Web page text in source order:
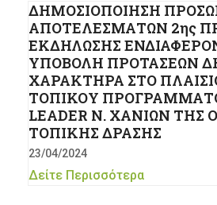
ΔΗΜΟΣΙΟΠΟΙΗΣΗ
ΑΠΟΤΕΛΕΣΜΑΤΩΝ 2ης
ΕΚΔΗΛΩΣΗΣ
ΥΠΟΒΟΛΗ ΠΡΟΤΑΣΕΩΝ
ΧΑΡΑΚΤΗΡΑ ΣΤΟ
ΤΟΠΙΚΟΥ
LEADER Ν. ΧΑΝΙΩΝ ΤΗΣ
ΤΟΠΙΚΗΣ ΔΡΑΣΗΣ
23/04/2024
Δείτε Περισσότερα